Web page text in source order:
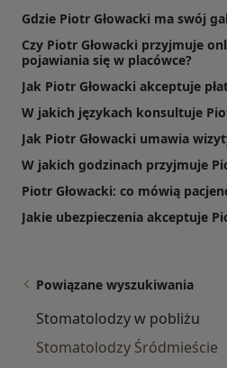
Gdzie Piotr Głowacki ma swój
Czy Piotr Głowacki przyjmuje
pojawiania się w placówce?
Jak Piotr Głowacki akceptuje
W jakich językach konsultuje
Jak Piotr Głowacki umawia
W jakich godzinach przyjmuje
Piotr Głowacki: co mówią
Jakie ubezpieczenia akceptuje
Powiązane wyszukiwania
Stomatolodzy w pobliżu
Stomatolodzy Śródmieście